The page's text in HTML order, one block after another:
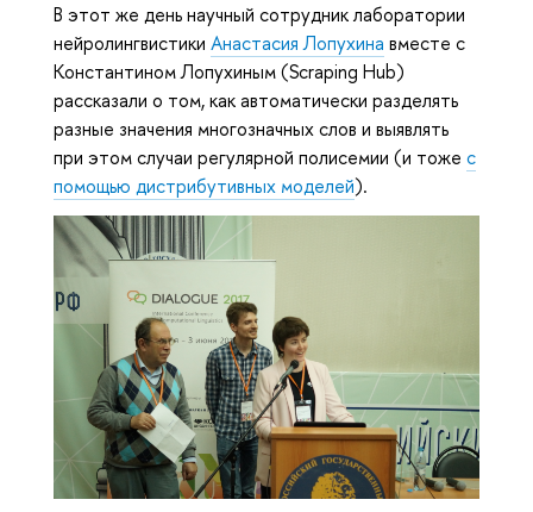
В этот же день научный сотрудник лаборатории
нейролингвистики Анастасия Лопухина вместе с
Константином Лопухиным (Scraping Hub)
рассказали о том, как автоматически разделять
разные значения многозначных слов и выявлять
при этом случаи регулярной полисемии (и тоже с
помощью дистрибутивных моделей).